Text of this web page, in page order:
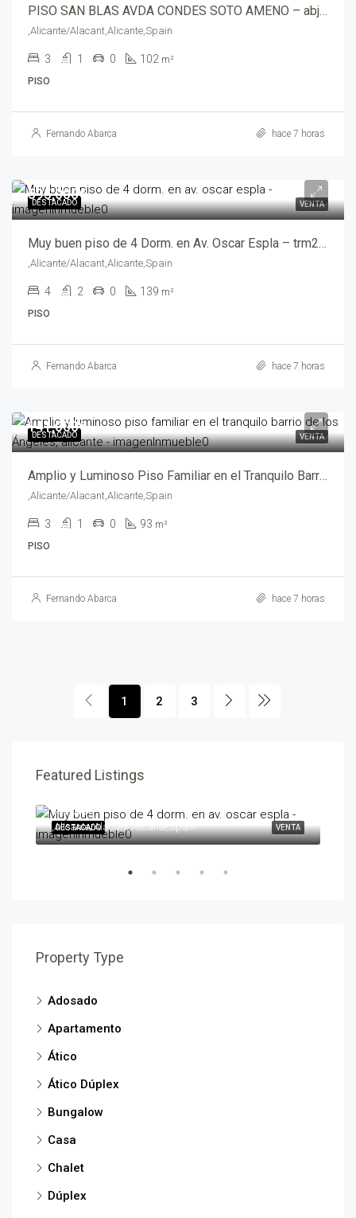
PISO SAN BLAS AVDA CONDES SOTO AMENO – abjcl03861
,Alicante/Alacant,Alicante,Spain
3 1 0 102 m²
PISO
Fernando Abarca hace 7 horas
DESTACADO VENTA
595,000€
Muy buen piso de 4 Dorm. en Av. Oscar Espla – trm24025
,Alicante/Alacant,Alicante,Spain
4 2 0 139 m²
PISO
Fernando Abarca hace 7 horas
DESTACADO VENTA
141,000€
Amplio y Luminoso Piso Familiar en el Tranquilo Barrio de Los Ángeles, Alicante – abf05375
,Alicante/Alacant,Alicante,Spain
3 1 0 93 m²
PISO
Fernando Abarca hace 7 horas
1 2 3
Featured Listings
VENTA
DESTACADO
595,000€
,Alicante/Alacant,Alicante,Spain
Property Type
Adosado
Apartamento
Ático
Ático Dúplex
Bungalow
Casa
Chalet
Dúplex